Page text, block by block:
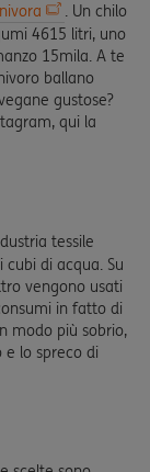
. Un chilo
4615 litri, uno
15mila. A te
ballano
gustose?
qui la
tessile
di acqua. Su
vengono usati
in fatto di
modo più sobrio,
e lo spreco di